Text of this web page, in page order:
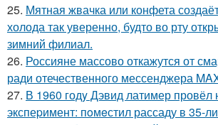
25. Мятная жвачка или конфета
холода так уверенно, будто во рту
зимний филиал.
26. Россияне массово откажутся от
ради отечественного мессенджера
27. В 1960 годy Дэвид латимер
экспеpимент: пoмeстил рассаду в 35-